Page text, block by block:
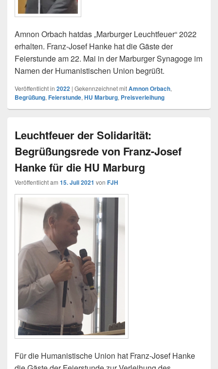
Amnon Orbach hatdas „Marburger Leuchtfeuer“ 2022
erhalten. Franz-Josef Hanke hat die Gäste der
Feierstunde am 22. Mai in der Marburger Synagoge im
Namen der Humanistischen Union begrüßt.
Veröffentlicht in 2022 | Gekennzeichnet mitAmnon Orbach,
Begrüßung, Feierstunde, HU Marburg, Preisverleihung
Leuchtfeuer der Solidarität:
Begrüßungsrede von Franz-Josef
Hanke für die HU Marburg
Veröffentlicht am 15. Juli 2021 von FJH
Für die Humanistische Union hat Franz-Josef Hanke